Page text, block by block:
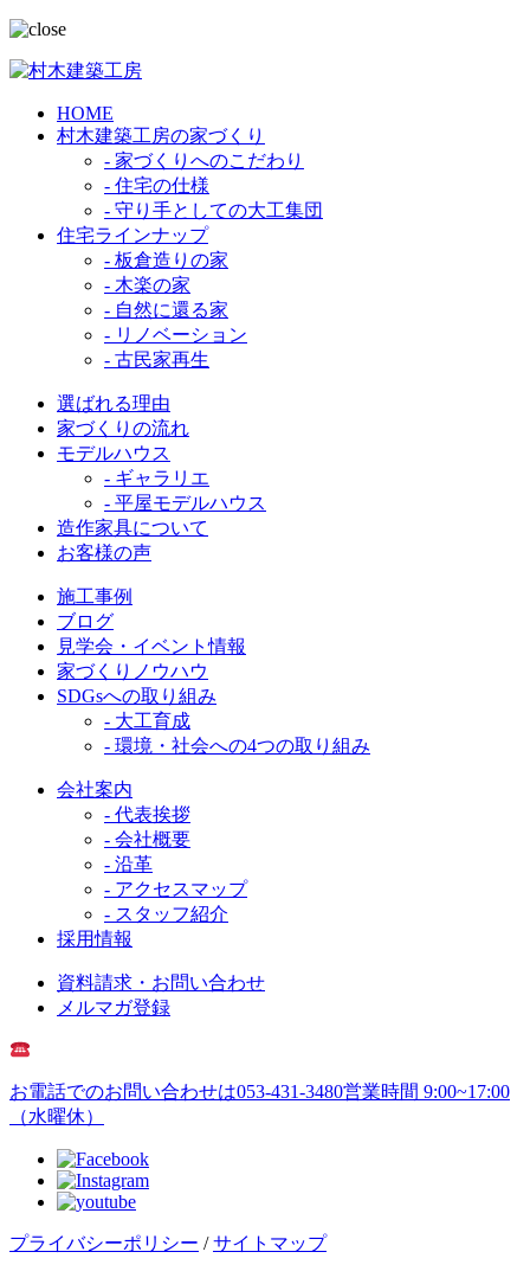
HOME
村木建築工房の家づくり
- 家づくりへのこだわり
- 住宅の仕様
- 守り手としての大工集団
住宅ラインナップ
- 板倉造りの家
- 木楽の家
- 自然に還る家
- リノベーション
- 古民家再生
選ばれる理由
家づくりの流れ
モデルハウス
- ギャラリエ
- 平屋モデルハウス
造作家具について
お客様の声
施工事例
ブログ
見学会・イベント情報
家づくりノウハウ
SDGsへの取り組み
- 大工育成
- 環境・社会への4つの取り組み
会社案内
- 代表挨拶
- 会社概要
- 沿革
- アクセスマップ
- スタッフ紹介
採用情報
資料請求・お問い合わせ
メルマガ登録
お電話でのお問い合わせは053-431-3480営業時間 9:00~17:00
（水曜休）
プライバシーポリシー /サイトマップ